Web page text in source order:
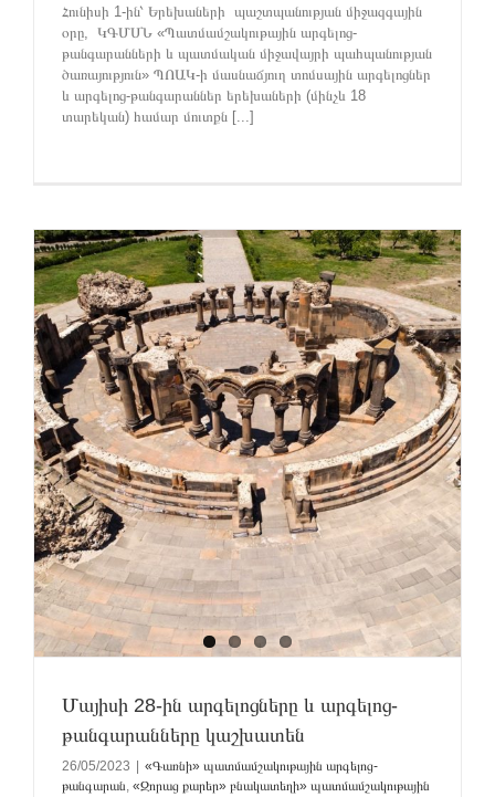
Հունիսի 1-ին՝ Երեխաների պաշտպանության միջազգային
օրը, ԿԳՄՍՆ «Պատմամշակութային արգելոց-
թանգարանների և պատմական միջավայրի պահպանության
ծառայություն» ՊՈԱԿ-ի մասնաճյուղ տոմսային արգելոցներ
և արգելոց-թանգարաններ երեխաների (մինչև 18
տարեկան) համար մուտքն [...]
Մայիսի 28-ին արգելոցները և արգելոց-
թանգարանները կաշխատեն
26/05/2023
«Գառնի» պատմամշակութային արգելոց-
թանգարան, «Զորաց քարեր» բնակատեղի» պատմամշակութային